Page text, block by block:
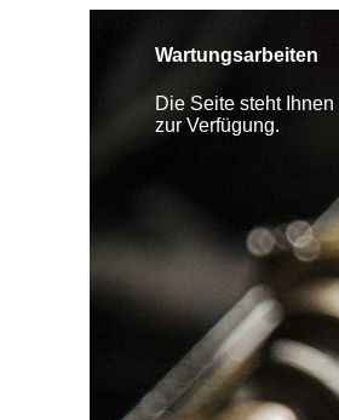
Wartungsarbeiten
Die Seite steht
zur Verfügung.